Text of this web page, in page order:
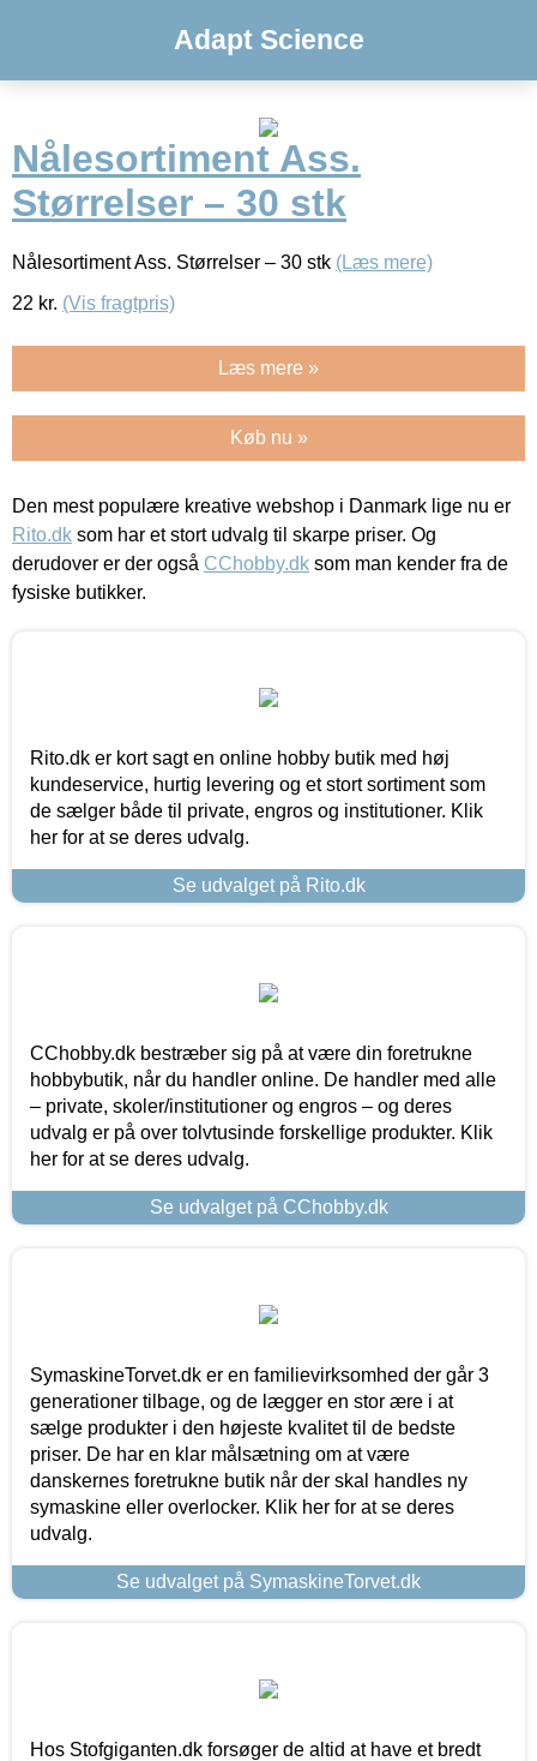
Adapt Science
Nålesortiment Ass.
Størrelser – 30 stk
Nålesortiment Ass. Størrelser – 30 stk (Læs mere)
22 kr. (Vis fragtpris)
Læs mere »
Køb nu »
Den mest populære kreative webshop i Danmark lige nu er
Rito.dk som har et stort udvalg til skarpe priser. Og
derudover er der også CChobby.dk som man kender fra de
fysiske butikker.
Rito.dk er kort sagt en online hobby butik med høj
kundeservice, hurtig levering og et stort sortiment som
de sælger både til private, engros og institutioner. Klik
her for at se deres udvalg.
Se udvalget på Rito.dk
CChobby.dk bestræber sig på at være din foretrukne
hobbybutik, når du handler online. De handler med alle
– private, skoler/institutioner og engros – og deres
udvalg er på over tolvtusinde forskellige produkter. Klik
her for at se deres udvalg.
Se udvalget på CChobby.dk
SymaskineTorvet.dk er en familievirksomhed der går 3
generationer tilbage, og de lægger en stor ære i at
sælge produkter i den højeste kvalitet til de bedste
priser. De har en klar målsætning om at være
danskernes foretrukne butik når der skal handles ny
symaskine eller overlocker. Klik her for at se deres
udvalg.
Se udvalget på SymaskineTorvet.dk
Hos Stofgiganten.dk forsøger de altid at have et bredt